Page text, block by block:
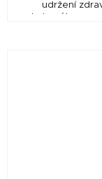
udržení